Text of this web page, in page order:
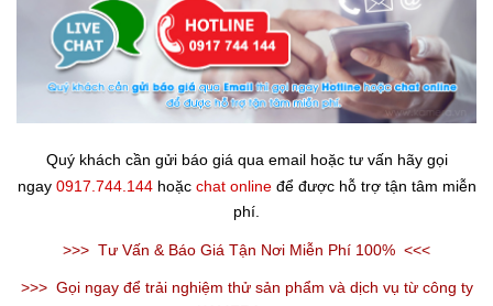
Quý khách cần gửi báo giá qua email hoặc tư vấn hãy gọi
ngay 0917.744.144 hoặc chat online để được hỗ trợ tận tâm miễn
phí.
>>> Tư Vấn & Báo Giá Tận Nơi Miễn Phí 100% <<<
>>> Gọi ngay để trải nghiệm thử sản phẩm và dịch vụ từ công ty